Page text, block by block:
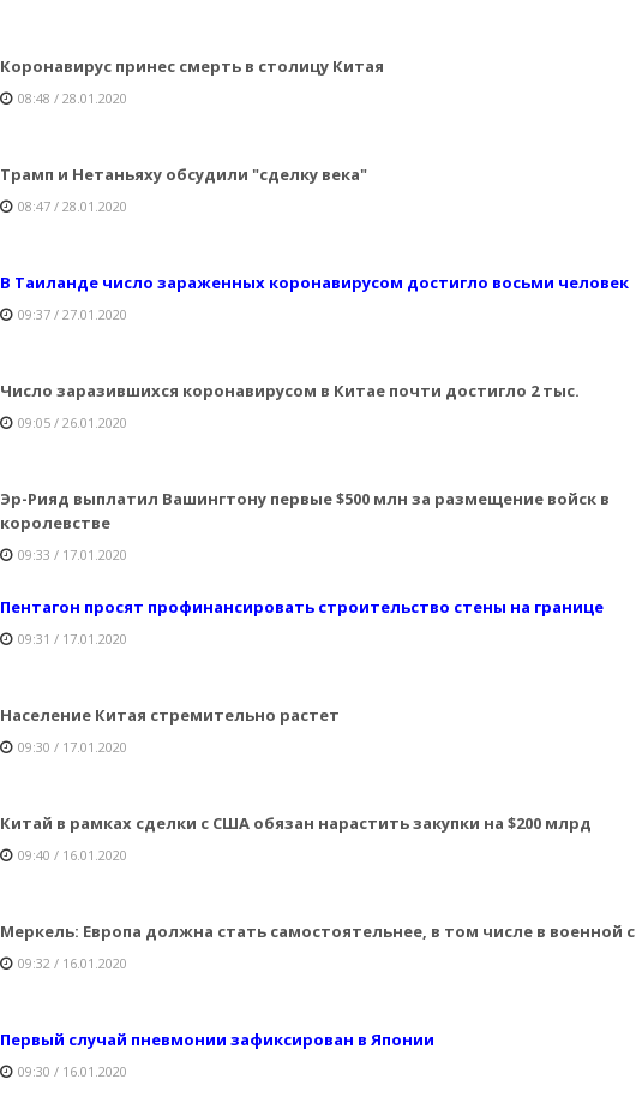
Коронавирус принес смерть в столицу Китая
08:48 / 28.01.2020
Трамп и Нетаньяху обсудили "сделку века"
08:47 / 28.01.2020
В Таиланде число зараженных коронавирусом достигло восьми человек
09:37 / 27.01.2020
Число заразившихся коронавирусом в Китае почти достигло 2 тыс.
09:05 / 26.01.2020
Эр-Рияд выплатил Вашингтону первые $500 млн за размещение войск в
королевстве
09:33 / 17.01.2020
Пентагон просят профинансировать строительство стены на границе
09:31 / 17.01.2020
Население Китая стремительно растет
09:30 / 17.01.2020
Китай в рамках сделки с США обязан нарастить закупки на $200 млрд
09:40 / 16.01.2020
Меркель: Европа должна стать самостоятельнее, в том числе в военной
09:32 / 16.01.2020
Первый случай пневмонии зафиксирован в Японии
09:30 / 16.01.2020